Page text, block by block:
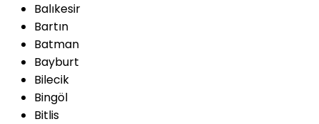
Balıkesir
Bartın
Batman
Bayburt
Bilecik
Bingöl
Bitlis